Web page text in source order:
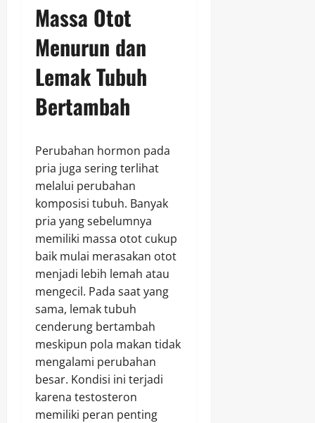
Massa Otot
Menurun dan
Lemak Tubuh
Bertambah
Perubahan hormon pada
pria juga sering terlihat
melalui perubahan
komposisi tubuh. Banyak
pria yang sebelumnya
memiliki massa otot cukup
baik mulai merasakan otot
menjadi lebih lemah atau
mengecil. Pada saat yang
sama, lemak tubuh
cenderung bertambah
meskipun pola makan tidak
mengalami perubahan
besar. Kondisi ini terjadi
karena testosteron
memiliki peran penting